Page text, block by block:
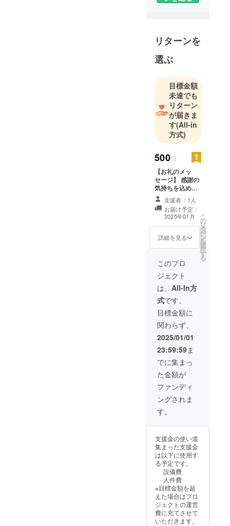
リターンを
選ぶ
目標金額
未達でも
リターン
が届きま
す(All-in
方式)
500円
【お礼のメッ
セージ】 感謝の
気持ちを込め
て、お礼のメッ
セージをお送り
します。
支援者：1人
お届け予定：
2025年01月
詳細を見る
こ
の
リ
タ
ー
ン
を
選
択
す
る
このプロ
ジェクト
は、 All-In方
式です。
目標金額に
関わらず、
2025/01/01
23:59:59ま
でに集まっ
た金額が
ファンディ
ングされま
す。
支援金の使い道
集まった支援金
は以下に使用す
る予定です。
設備費
人件費
※目標金額を超
えた場合はプロ
ジェクトの運営
費に充てさせて
いただきます。